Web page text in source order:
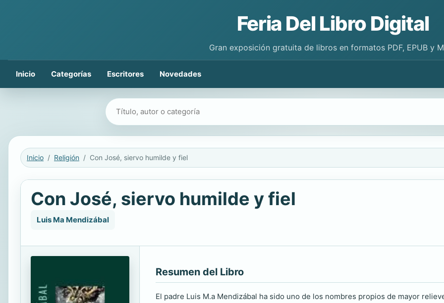
Feria Del Libro Digital
Gran exposición gratuita de libros en formatos PDF, EPUB y
Inicio Categorías Escritores Novedades
Buscar libros
Inicio Religión Con José, siervo humilde y fiel
Con José, siervo humilde y fiel
Luis Ma Mendizábal
Resumen del Libro
El padre Luis M.a Mendizábal ha sido uno de los nombres propios de mayor